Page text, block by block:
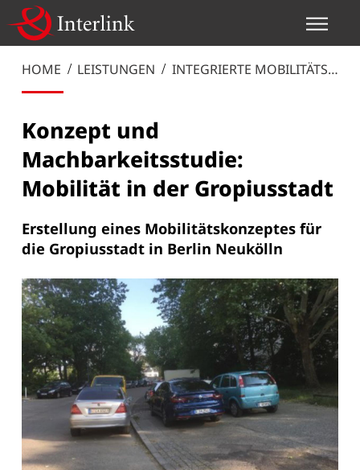
HOME LEISTUNGEN
INTEGRIERTE MOBILITÄTS-
Konzept und
Machbarkeitsstudie:
Mobilität in der Gropiusstadt
Erstellung eines Mobilitätskonzeptes für
die Gropiusstadt in Berlin Neukölln